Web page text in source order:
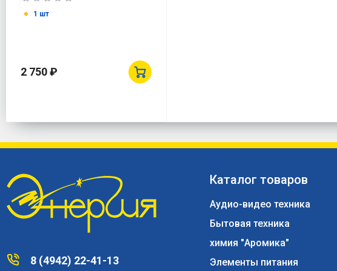
1 шт
2 750 ₽
8 (4942) 22-41-13
Каталог товаров
Аудио-видео техника
Бытовая техника
химия "Аромика"
Элементы питания